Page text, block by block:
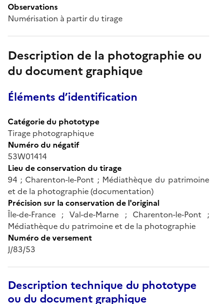
Observations
Numérisation à partir du tirage
Description de la photographie ou
du document graphique
Éléments d’identification
Catégorie du phototype
Tirage photographique
Numéro du négatif
53W01414
Lieu de conservation du tirage
94 ; Charenton-le-Pont ; Médiathèque du patrimoine
et de la photographie (documentation)
Précision sur la conservation de l'original
Île-de-France ; Val-de-Marne ; Charenton-le-Pont ;
Médiathèque du patrimoine et de la photographie
Numéro de versement
J/83/53
Description technique du phototype
ou du document graphique